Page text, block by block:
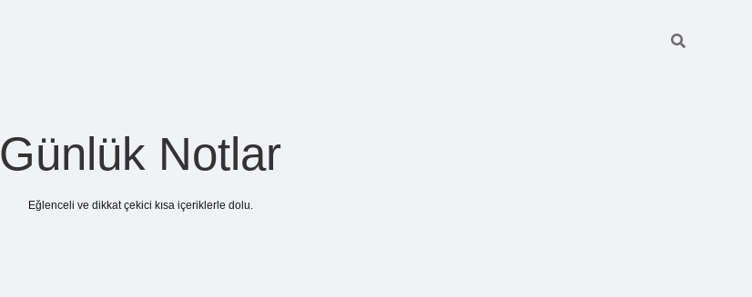
Günlük Notlar
Eğlenceli ve dikkat çekici kısa içeriklerle dolu.